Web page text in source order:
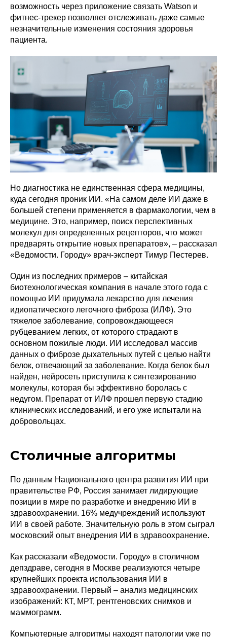
возможность через приложение связать Watson и
фитнес-трекер позволяет отслеживать даже самые
незначительные изменения состояния здоровья
пациента.
Но диагностика не единственная сфера медицины,
куда сегодня проник ИИ. «На самом деле ИИ даже в
большей степени применяется в фармакологии, чем в
медицине. Это, например, поиск перспективных
молекул для определенных рецепторов, что может
предварять открытие новых препаратов», – рассказал
«Ведомости. Городу» врач-эксперт Тимур Пестерев.
Один из последних примеров – китайская
биотехнологическая компания в начале этого года с
помощью ИИ придумала лекарство для лечения
идиопатического легочного фиброза (ИЛФ). Это
тяжелое заболевание, сопровождающееся
рубцеванием легких, от которого страдают в
основном пожилые люди. ИИ исследовал массив
данных о фиброзе дыхательных путей с целью найти
белок, отвечающий за заболевание. Когда белок был
найден, нейросеть приступила к синтезированию
молекулы, которая бы эффективно боролась с
недугом. Препарат от ИЛФ прошел первую стадию
клинических исследований, и его уже испытали на
добровольцах.
Столичные алгоритмы
По данным Национального центра развития ИИ при
правительстве РФ, Россия занимает лидирующие
позиции в мире по разработке и внедрению ИИ в
здравоохранении. 16% медучреждений используют
ИИ в своей работе. Значительную роль в этом сыграл
московский опыт внедрения ИИ в здравоохранение.
Как рассказали «Ведомости. Городу» в столичном
депздраве, сегодня в Москве реализуются четыре
крупнейших проекта использования ИИ в
здравоохранении. Первый – анализ медицинских
изображений: КТ, МРТ, рентгеновских снимков и
маммограмм.
Компьютерные алгоритмы находят патологии уже по